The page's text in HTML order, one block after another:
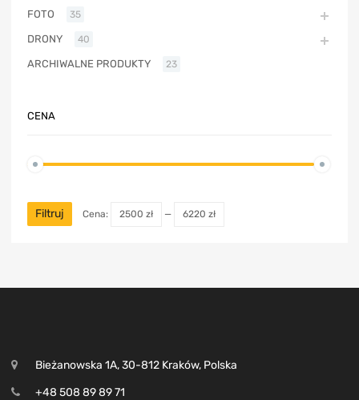
FOTO 35
DRONY 40
ARCHIWALNE PRODUKTY 23
CENA
Filtruj Cena: 2500 zł — 6220 zł
Bieżanowska 1A, 30-812 Kraków, Polska
+48 508 89 89 71